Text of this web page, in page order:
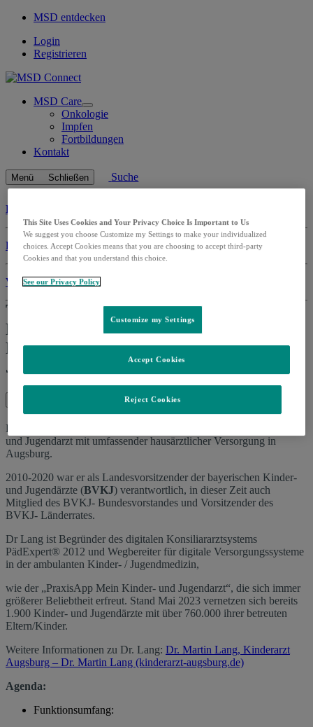
MSD entdecken
Login
Registrieren
MSD Care
Open
submenu
Onkologie
Impfen
Fortbildungen
Kontakt
Menü Schließen Suche
Live Online-Fortbildungen: Onkologie
Live Online-Fortbildungen: Impfen
Videoaufzeichnungen: Impfen
Tipps und Tricks bei der
Patientenversorgung mit der BVKJ-
PraxisApp „Mein Kinder und
Jugendarzt“
Dr. med. Martin Lang ist seit 25 Jahren niedergelassener Kinder-
und Jugendarzt mit umfassender hausärztlicher Versorgung in
Augsburg.
2010-2020 war er als Landesvorsitzender der bayerischen Kinder-
und Jugendärzte (BVKJ) verantwortlich, in dieser Zeit auch
Mitglied des BVKJ- Bundesvorstandes und Vorsitzender des
BVKJ- Länderrates.
Dr Lang ist Begründer des digitalen Konsiliararztsystems
PädExpert® 2012 und Wegbereiter für digitale Versorgungssysteme
in der ambulanten Kinder- / Jugendmedizin,
wie der „PraxisApp Mein Kinder- und Jugendarzt“, die sich immer
größerer Beliebtheit erfreut. Stand Mai 2023 vernetzen sich bereits
1.900 Kinder- und Jugendärzte mit über 760.000 ihrer betreuten
Eltern/Kinder.
Weitere Informationen zu Dr. Lang: Dr. Martin Lang, Kinderarzt
Augsburg – Dr. Martin Lang (kinderarzt-augsburg.de)
Agenda:
Funktionsumfang:
This Site Uses Cookies and Your Privacy Choice Is Important to Us
We suggest you choose Customize my Settings to make your individualized
choices. Accept Cookies means that you are choosing to accept third-party
Cookies and that you understand this choice.
See our Privacy Policy
Customize my Settings
Reject Cookies
Accept Cookies